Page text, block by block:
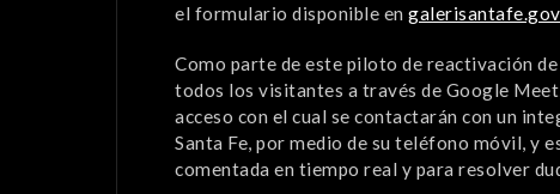
el formulario disponible en
Como parte de este piloto de reactivación
todos los visitantes a través de Google
acceso con el cual se contactarán con un
Santa Fe, por medio de su teléfono móvil, y
comentada en tiempo real y para resolver